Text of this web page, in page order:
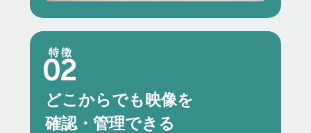
特徴
どこからでも映像を
確認・管理できる